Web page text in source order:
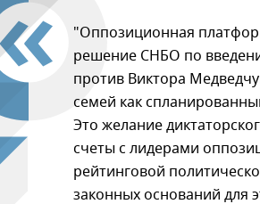
"Оппозиционная
решение СНБО по
против Виктора
семей как
Это желание
счеты с лидерами
рейтинговой
законных оснований для